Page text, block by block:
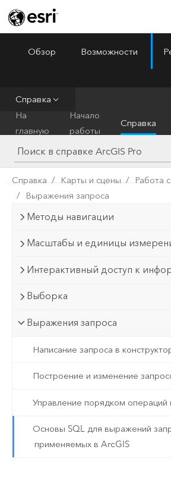
ArcGIS Pro
Обзор Возможности
Справка
На
главную
Начало
работы
Справка
Справка Карты и сцены
Работа
Выражения запроса
Методы навигации
Масштабы и единицы
Интерактивный доступ к
Выборка
Выражения запроса
Написание запроса в
Построение и изменение
Управление порядком операций
Основы SQL для выражений
применяемых в ArcGIS